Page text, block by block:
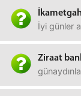
İyi günler
Ziraat